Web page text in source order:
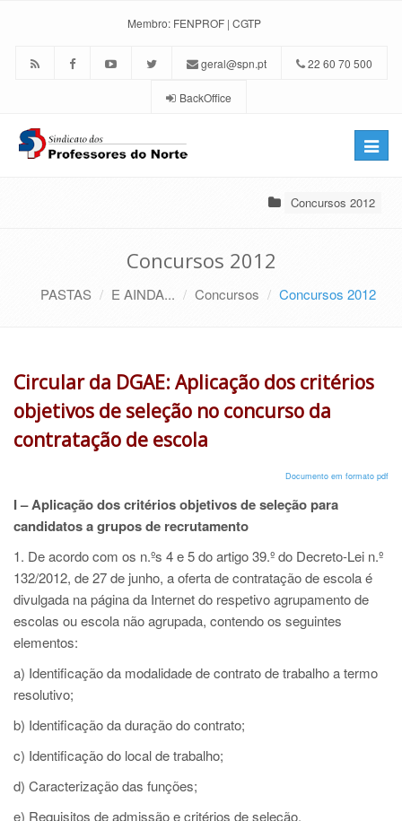
Membro: FENPROF | CGTP
geral@spn.pt 22 60 70 500
BackOffice
Toggle
Concursos 2012
Concursos 2012
PASTAS E AINDA... Concursos Concursos 2012
Circular da DGAE: Aplicação dos critérios
objetivos de seleção no concurso da
contratação de escola
Documento em formato pdf
I – Aplicação dos critérios objetivos de seleção para
candidatos a grupos de recrutamento
1. De acordo com os n.ºs 4 e 5 do artigo 39.º do Decreto-Lei n.º
132/2012, de 27 de junho, a oferta de contratação de escola é
divulgada na página da Internet do respetivo agrupamento de
escolas ou escola não agrupada, contendo os seguintes
elementos:
a) Identificação da modalidade de contrato de trabalho a termo
resolutivo;
b) Identificação da duração do contrato;
c) Identificação do local de trabalho;
d) Caracterização das funções;
e) Requisitos de admissão e critérios de seleção.